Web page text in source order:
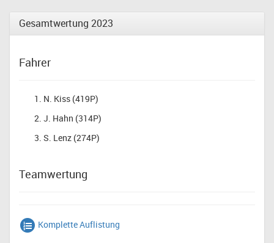
Gesamtwertung 2023
Fahrer
N. Kiss (419P)
J. Hahn (314P)
S. Lenz (274P)
Teamwertung
Komplette Auflistung